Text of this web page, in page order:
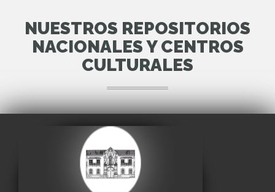
NUESTROS REPOSITORIOS
NACIONALES Y CENTROS
CULTURALES